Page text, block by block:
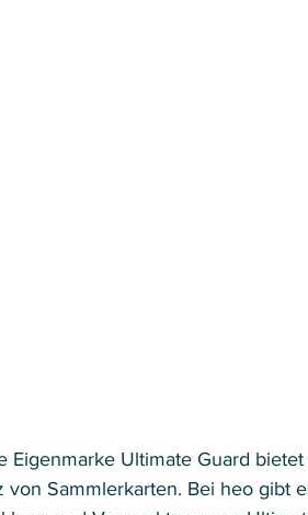
Eigenmarke Ultimate Guard
von Sammlerkarten. Bei heo gibt